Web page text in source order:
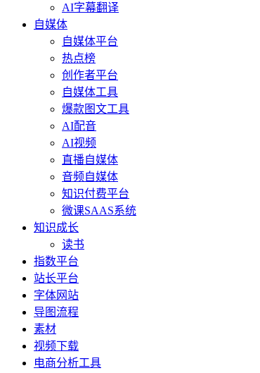
AI字幕翻译
自媒体
自媒体平台
热点榜
创作者平台
自媒体工具
爆款图文工具
AI配音
AI视频
直播自媒体
音频自媒体
知识付费平台
微课SAAS系统
知识成长
读书
指数平台
站长平台
字体网站
导图流程
素材
视频下载
电商分析工具